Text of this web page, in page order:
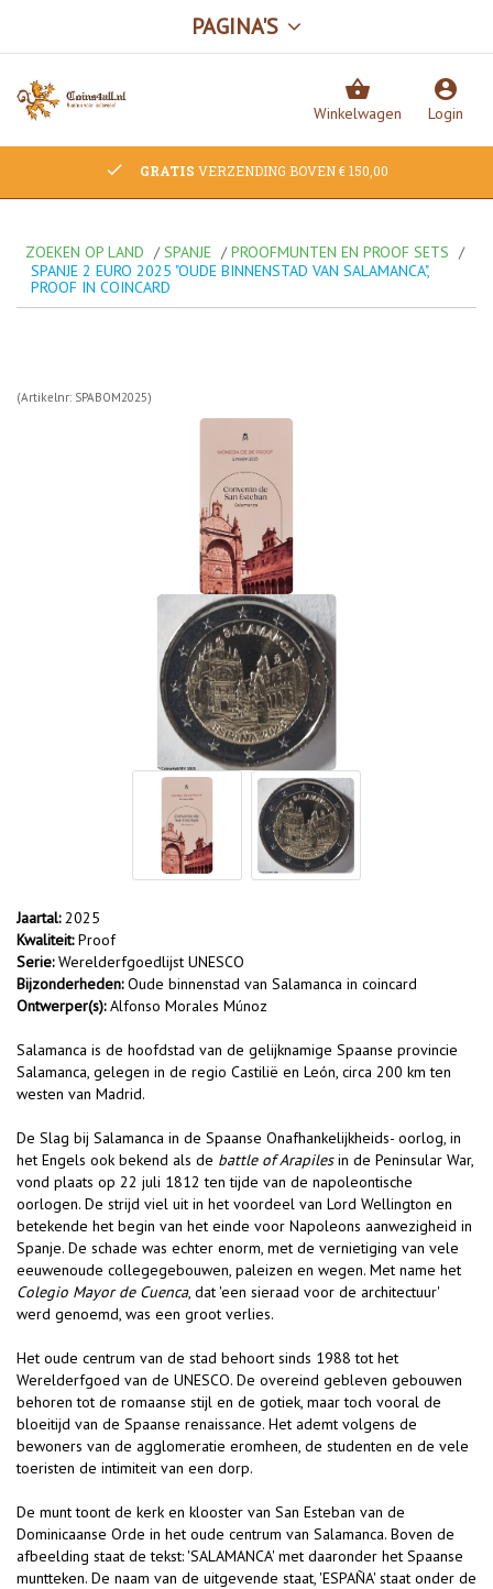
PAGINA'S

Winkelwagen
account_circle
Login
check GRATIS VERZENDING BOVEN € 150,00
ZOEKEN OP LAND / SPANJE / PROOFMUNTEN EN PROOF SETS /
SPANJE 2 EURO 2025 "OUDE BINNENSTAD VAN SALAMANCA",
PROOF IN COINCARD
(Artikelnr: SPABOM2025)
Jaartal:2025
Kwaliteit:Proof
Serie:Werelderfgoedlijst UNESCO
Bijzonderheden:Oude binnenstad van Salamanca in coincard
Ontwerper(s):Alfonso Morales Múnoz
Salamanca is de hoofdstad van de gelijknamige Spaanse provincie
Salamanca, gelegen in de regio Castilië en León, circa 200 km ten
westen van Madrid.
De Slag bij Salamanca in de Spaanse Onafhankelijkheids- oorlog, in
het Engels ook bekend als de battle of Arapilesin de Peninsular War,
vond plaats op 22 juli 1812 ten tijde van de napoleontische
oorlogen. De strijd viel uit in het voordeel van Lord Wellington en
betekende het begin van het einde voor Napoleons aanwezigheid in
Spanje. De schade was echter enorm, met de vernietiging van vele
eeuwenoude collegegebouwen, paleizen en wegen. Met name het
Colegio Mayor de Cuenca, dat 'een sieraad voor de architectuur'
werd genoemd, was een groot verlies.
Het oude centrum van de stad behoort sinds 1988 tot het
Werelderfgoed van de UNESCO. De overeind gebleven gebouwen
behoren tot de romaanse stijl en de gotiek, maar toch vooral de
bloeitijd van de Spaanse renaissance. Het ademt volgens de
bewoners van de agglomeratie eromheen, de studenten en de vele
toeristen de intimiteit van een dorp.
De munt toont de kerk en klooster van San Esteban van de
Dominicaanse Orde in het oude centrum van Salamanca. Boven de
afbeelding staat de tekst: 'SALAMANCA' met daaronder het Spaanse
muntteken. De naam van de uitgevende staat, 'ESPAÑA' staat onder de